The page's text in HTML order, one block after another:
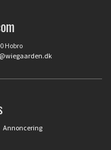
Hobro
Annoncering